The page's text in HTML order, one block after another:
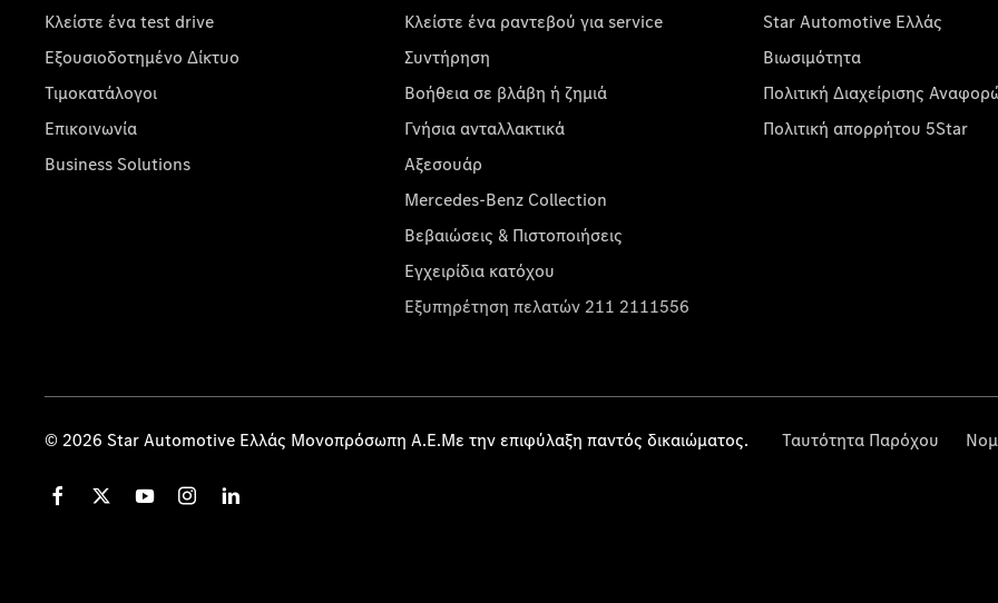
Κλείστε ένα test drive
Εξουσιοδοτημένο Δίκτυο
Τιμοκατάλογοι
Επικοινωνία
Business Solutions
Κλείστε ένα ραντεβού για service
Συντήρηση
Βοήθεια σε βλάβη ή ζημιά
Γνήσια ανταλλακτικά
Αξεσουάρ
Mercedes-Benz Collection
Βεβαιώσεις & Πιστοποιήσεις
Εγχειρίδια κατόχου
Εξυπηρέτηση πελατών 211 2111556
Star Automotive Ελλάς
Βιωσιμότητα
Πολιτική Διαχείρισης
Πολιτική απορρήτου 5Star
© 2026 Star Automotive Ελλάς Μονοπρόσωπη Α.Ε.Με την επιφύλαξη παντός δικαιώματος. Ταυτότητα Παρόχου